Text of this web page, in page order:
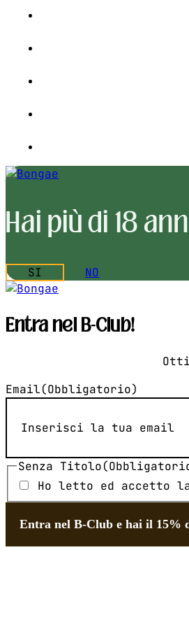
Hai più di 18
SI NO
Entra nel B-Club!
Email(Obbligatorio)
Senza Titolo
Ho letto ed accetto